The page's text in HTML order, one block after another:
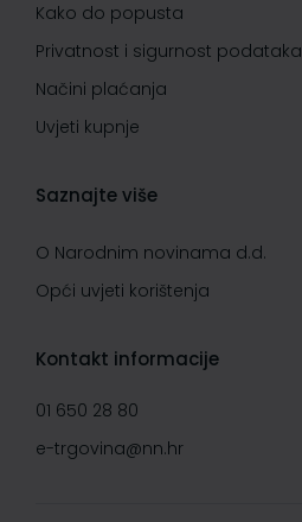
Kako do popusta
Privatnost i sigurnost podataka
Načini plaćanja
Uvjeti kupnje
Saznajte više
O Narodnim novinama d.d.
Opći uvjeti korištenja
Kontakt informacije
01 650 28 80
e-trgovina@nn.hr